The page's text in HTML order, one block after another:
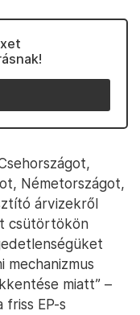
Németországot,
árvizekről
csütörtökön
mechanizmus
miatt” –
friss EP-s